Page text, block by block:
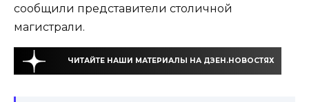
сообщили представители столичной
магистрали.
ЧИТАЙТЕ НАШИ МАТЕРИАЛЫ НА ДЗЕН.НОВОСТЯХ